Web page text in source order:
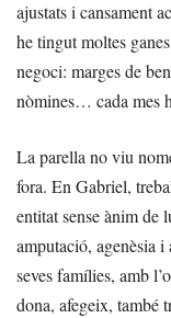
ajustats i cansament
he tingut moltes
negoci: marges de
nòmines… cada mes
La parella no viu
fora. En Gabriel,
entitat sense ànim de
amputació, agenèsia
seves famílies, amb
dona, afegeix, també